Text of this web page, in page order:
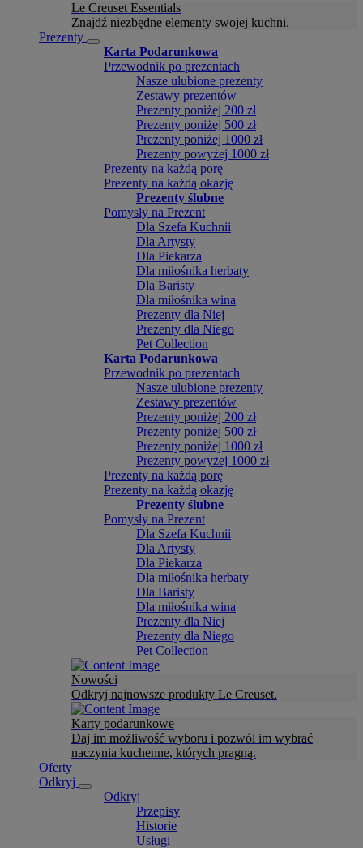
Le Creuset Essentials
Znajdź niezbędne elementy swojej kuchni.
Prezenty
Karta Podarunkowa
Przewodnik po prezentach
Nasze ulubione prezenty
Zestawy prezentów
Prezenty poniżej 200 zł
Prezenty poniżej 500 zł
Prezenty poniżej 1000 zł
Prezenty powyżej 1000 zł
Prezenty na każdą porę
Prezenty na każdą okazję
Prezenty ślubne
Pomysły na Prezent
Dla Szefa Kuchnii
Dla Artysty
Dla Piekarza
Dla miłośnika herbaty
Dla Baristy
Dla miłośnika wina
Prezenty dla Niej
Prezenty dla Niego
Pet Collection
Karta Podarunkowa
Przewodnik po prezentach
Nasze ulubione prezenty
Zestawy prezentów
Prezenty poniżej 200 zł
Prezenty poniżej 500 zł
Prezenty poniżej 1000 zł
Prezenty powyżej 1000 zł
Prezenty na każdą porę
Prezenty na każdą okazję
Prezenty ślubne
Pomysły na Prezent
Dla Szefa Kuchnii
Dla Artysty
Dla Piekarza
Dla miłośnika herbaty
Dla Baristy
Dla miłośnika wina
Prezenty dla Niej
Prezenty dla Niego
Pet Collection
Nowości
Odkryj najnowsze produkty Le Creuset.
Karty podarunkowe
Daj im możliwość wyboru i pozwól im wybrać
naczynia kuchenne, których pragną.
Oferty
Odkryj
Odkryj
Przepisy
Historie
Usługi